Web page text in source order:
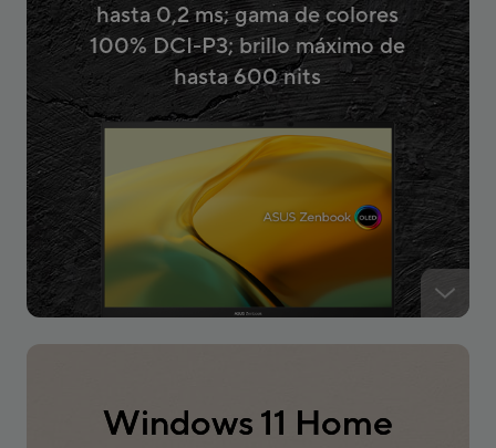
hasta 0,2 ms; gama de colores
100% DCI-P3; brillo máximo de
hasta 600 nits
Windows 11 Home